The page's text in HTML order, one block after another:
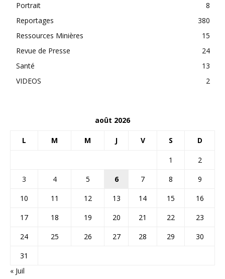
Portrait
8
Reportages
380
Ressources Minières
15
Revue de Presse
24
Santé
13
VIDEOS
2
août 2026
L M M J V S D
1
2
3
4 5 6 7 8
9
10
11 12 13 14 15
16
17
18 19 20 21 22
23
24
25 26 27 28 29
30
31
« Juil